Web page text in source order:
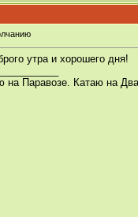
утра и хорошего дня!
на Паравозе. Катаю на